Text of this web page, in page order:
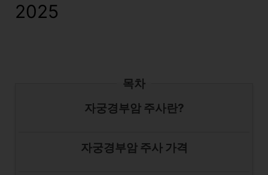
2025
목차
자궁경부암 주사란?
자궁경부암 주사 가격